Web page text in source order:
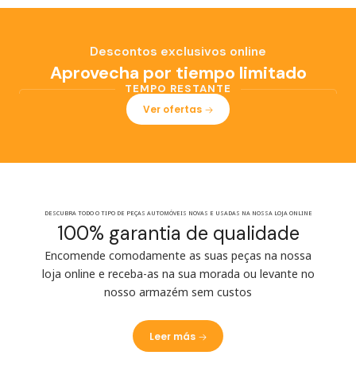
Descontos exclusivos online
Aprovecha por tiempo limitado
TEMPO RESTANTE
Ver ofertas
DESCUBRA TODO O TIPO DE PEÇAS AUTOMÓVEIS NOVAS E USADAS NA NOSSA LOJA ONLINE
100% garantia de qualidade
Encomende comodamente as suas peças na nossa
loja online e receba-as na sua morada ou levante no
nosso armazém sem custos
Leer más